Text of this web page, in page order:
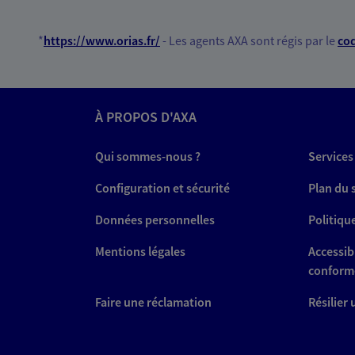
*https://www.orias.fr/ - Les agents AXA sont régis par le
À PROPOS D'AXA
Qui sommes-nous ?
Configuration et sécurité
Plan du
Données personnelles
Mentions légales
Faire une réclamation
Résilier